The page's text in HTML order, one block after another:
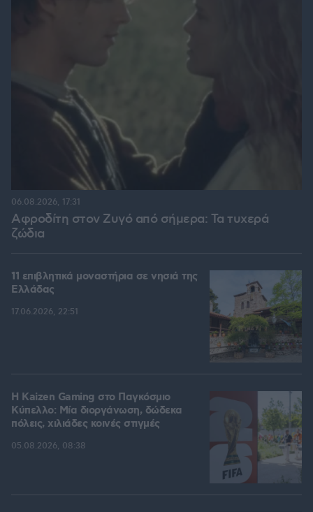
Αφροδίτη στον Ζυγό από σήμερα: Τα τυχερά
ζώδια
06.08.2026, 17:31
11 επιβλητικά μοναστήρια σε νησιά της
Ελλάδας
17.06.2026, 22:51
H Kaizen Gaming στο Παγκόσμιο
Kύπελλο: Μία διοργάνωση, δώδεκα
πόλεις, χιλιάδες κοινές στιγμές
05.08.2026, 08:38